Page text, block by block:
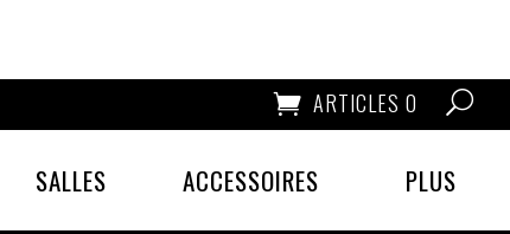
ARTICLES 0
SALLES ACCESSOIRES PLUS